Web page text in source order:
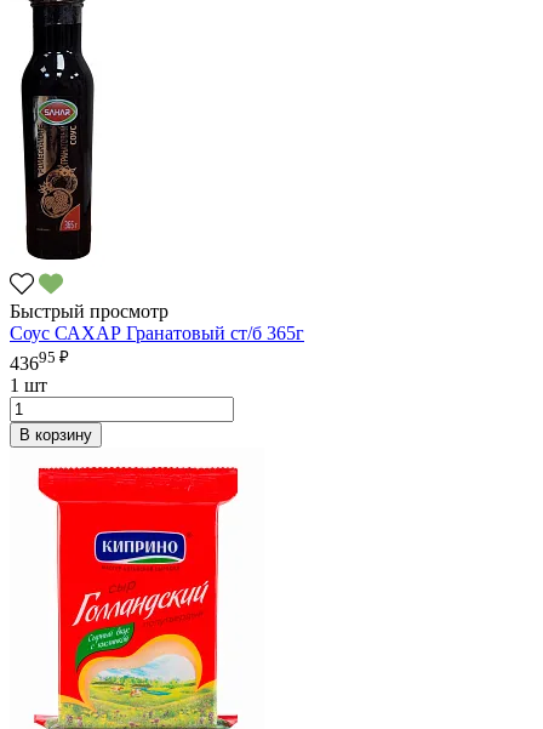
Быстрый просмотр
Соус САХАР Гранатовый ст/б 365г
43695 ₽
1 шт
В корзину